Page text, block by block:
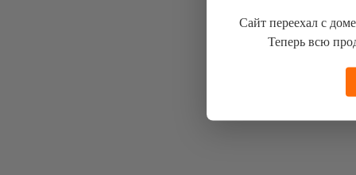
Сайт переехал с
Теперь всю